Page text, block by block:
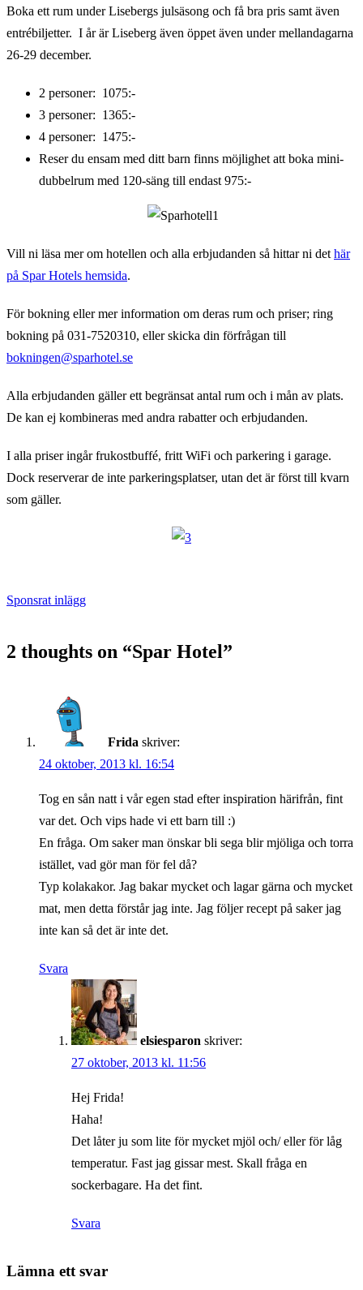
Boka ett rum under Lisebergs julsäsong och få bra pris samt även
entrébiljetter. I år är Liseberg även öppet även under mellandagarna
26-29 december.
2 personer: 1075:-
3 personer: 1365:-
4 personer: 1475:-
Reser du ensam med ditt barn finns möjlighet att boka mini-
dubbelrum med 120-säng till endast 975:-
Vill ni läsa mer om hotellen och alla erbjudanden så hittar ni det här
på Spar Hotels hemsida.
För bokning eller mer information om deras rum och priser; ring
bokning på 031-7520310, eller skicka din förfrågan till
bokningen@sparhotel.se
Alla erbjudanden gäller ett begränsat antal rum och i mån av plats.
De kan ej kombineras med andra rabatter och erbjudanden.
I alla priser ingår frukostbuffé, fritt WiFi och parkering i garage.
Dock reserverar de inte parkeringsplatser, utan det är först till kvarn
som gäller.
Sponsrat inlägg
2 thoughts on “Spar Hotel”
Frida skriver:
24 oktober, 2013 kl. 16:54
Tog en sån natt i vår egen stad efter inspiration härifrån, fint
var det. Och vips hade vi ett barn till :)
En fråga. Om saker man önskar bli sega blir mjöliga och torra
istället, vad gör man för fel då?
Typ kolakakor. Jag bakar mycket och lagar gärna och mycket
mat, men detta förstår jag inte. Jag följer recept på saker jag
inte kan så det är inte det.
Svara
elsiesparon skriver:
27 oktober, 2013 kl. 11:56
Hej Frida!
Haha!
Det låter ju som lite för mycket mjöl och/ eller för låg
temperatur. Fast jag gissar mest. Skall fråga en
sockerbagare. Ha det fint.
Svara
Lämna ett svar